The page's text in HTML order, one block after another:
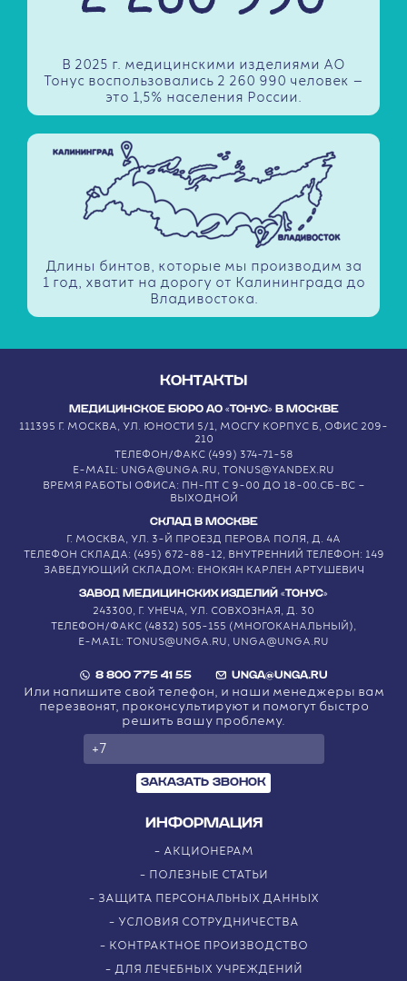
В 2025 г. медицинскими изделиями АО
Тонус воспользовались 2 260 990 человек —
это 1,5% населения России.
Длины бинтов, которые мы производим за
1 год, хватит на дорогу от Калининграда до
Владивостока.
КОНТАКТЫ
МЕДИЦИНСКОЕ БЮРО АО «ТОНУС» В МОСКВЕ
111395 Г. МОСКВА, УЛ. ЮНОСТИ 5/1, МОСГУ КОРПУС Б, ОФИС 209-
210
ТЕЛЕФОН/ФАКС (499) 374-71-58
E-MAIL: UNGA@UNGA.RU, TONUS@YANDEX.RU
ВРЕМЯ РАБОТЫ ОФИСА: ПН-ПТ С 9-00 ДО 18-00.СБ-ВС –
ВЫХОДНОЙ
СКЛАД В МОСКВЕ
Г. МОСКВА, УЛ. 3-Й ПРОЕЗД ПЕРОВА ПОЛЯ, Д. 4А
ТЕЛЕФОН СКЛАДА: (495) 672-88-12, ВНУТРЕННИЙ ТЕЛЕФОН: 149
ЗАВЕДУЮЩИЙ СКЛАДОМ: ЕНОКЯН КАРЛЕН АРТУШЕВИЧ
ЗАВОД МЕДИЦИНСКИХ ИЗДЕЛИЙ «ТОНУС»
243300, Г. УНЕЧА, УЛ. СОВХОЗНАЯ, Д. 30
ТЕЛЕФОН/ФАКС (4832) 505-155 (МНОГОКАНАЛЬНЫЙ),
E-MAIL: TONUS@UNGA.RU, UNGA@UNGA.RU
ИНФОРМАЦИЯ
АКЦИОНЕРАМ
ПОЛЕЗНЫЕ СТАТЬИ
ЗАЩИТА ПЕРСОНАЛЬНЫХ ДАННЫХ
УСЛОВИЯ СОТРУДНИЧЕСТВА
КОНТРАКТНОЕ ПРОИЗВОДСТВО
ДЛЯ ЛЕЧЕБНЫХ УЧРЕЖДЕНИЙ
8 800 775 41 55 UNGA@UNGA.RU
Или напишите свой телефон, и наши менеджеры вам
перезвонят, проконсультируют и помогут быстро
решить вашу проблему.
ЗАКАЗАТЬ ЗВОНОК